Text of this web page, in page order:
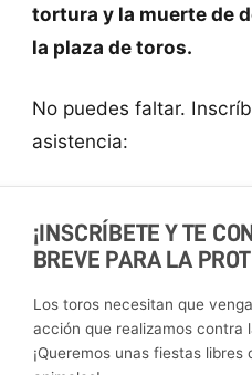
tortura y la muerte de
la plaza de toros.
No puedes faltar.
asistencia:
¡INSCRÍBETE Y TE
BREVE PARA LA
Los toros necesitan que
acción que realizamos contra
¡Queremos unas fiestas